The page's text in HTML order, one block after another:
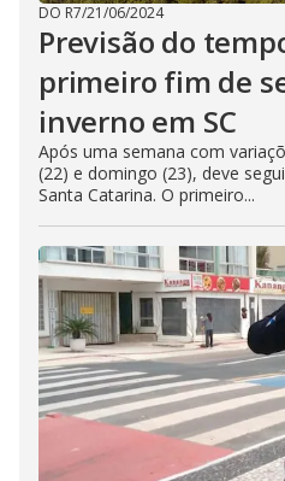
DO R7/21/06/2024
Previsão do
primeiro fim de
inverno em SC
Após uma semana com
(22) e domingo (23), deve
Santa Catarina. O primeiro...